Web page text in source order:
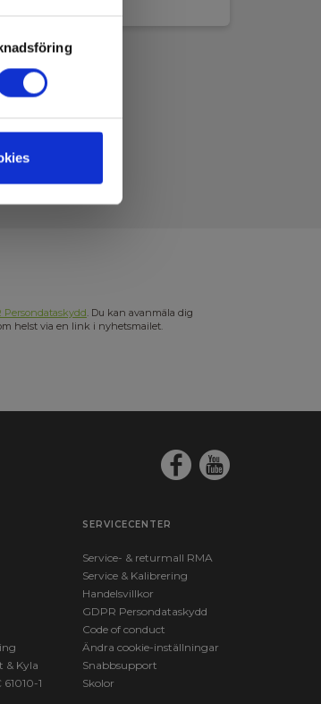
Persondataskydd . Du kan avanmäla dig
helst via en link i nyhetsmailet.
& Kyla
1
SERVICECENTER
Service- & returmall RMA
Service & Kalibrering
Handelsvillkor
GDPR Persondataskydd
Code of conduct
Ändra cookie-inställningar
Snabbsupport
Skolor